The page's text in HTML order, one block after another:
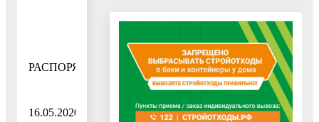
РАСПОРЯЖЕНИЕ
16.05.2020